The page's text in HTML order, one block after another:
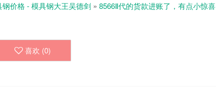
价格 - 模具钢大王吴德剑 » 8566Ⅱ代的货款进账了，有点小惊喜
喜欢 (0)